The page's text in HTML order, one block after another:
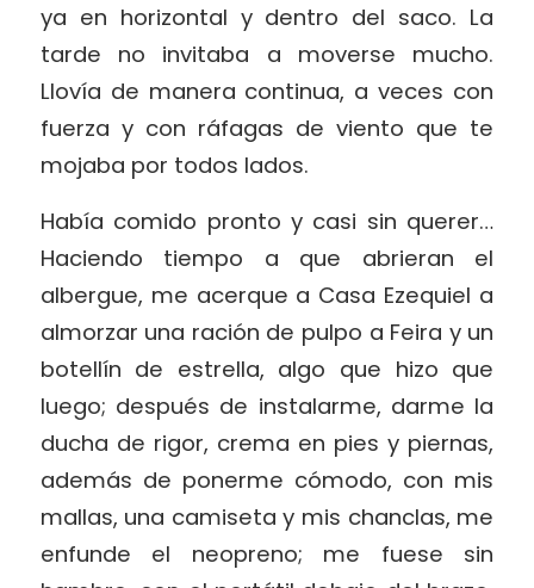
ya en horizontal y dentro del saco. La
tarde no invitaba a moverse mucho.
Llovía de manera continua, a veces con
fuerza y con ráfagas de viento que te
mojaba por todos lados.
Había comido pronto y casi sin querer…
Haciendo tiempo a que abrieran el
albergue, me acerque a Casa Ezequiel a
almorzar una ración de pulpo a Feira y un
botellín de estrella, algo que hizo que
luego; después de instalarme, darme la
ducha de rigor, crema en pies y piernas,
además de ponerme cómodo, con mis
mallas, una camiseta y mis chanclas, me
enfunde el neopreno; me fuese sin